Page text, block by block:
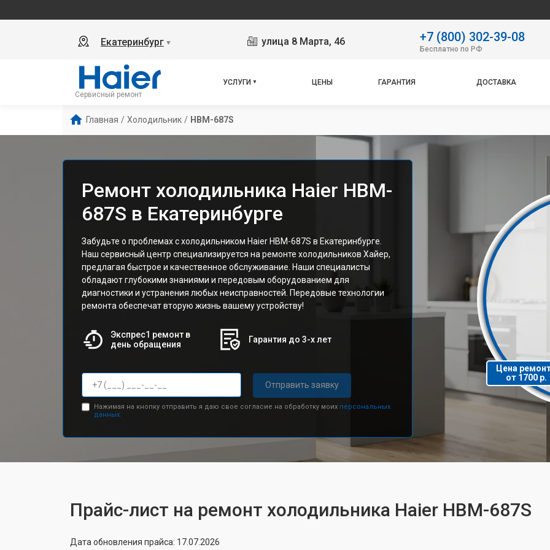
Екатеринбург ▼ улица 8 Марта, 46 +7 (800) 302-39-08
Бесплатно по РФ
Сервисный ремонт
УСЛУГИ ЦЕНЫ ГАРАНТИЯ ДОСТАВКА
Главная / Холодильник / HBM-687S
Ремонт холодильника Haier HBM-
687S в Екатеринбурге
Забудьте о проблемах с холодильником Haier HBM-687S в Екатеринбурге.
Наш сервисный центр специализируется на ремонте холодильников Хайер,
предлагая быстрое и качественное обслуживание. Наши специалисты
обладают глубокими знаниями и передовым оборудованием для
диагностики и устранения любых неисправностей. Передовые технологии
ремонта обеспечат вторую жизнь вашему устройству!
Экспрес1 ремонт в
день обращения
Гарантия до 3-х лет
Отправить заявку
Нажимая на кнопку отправить я даю свое согласие на обработку моих персональных
данных.
Цена
от 1700 р.
Прайс-лист на ремонт холодильника Haier HBM-687S
Дата обновления прайса: 17.07.2026